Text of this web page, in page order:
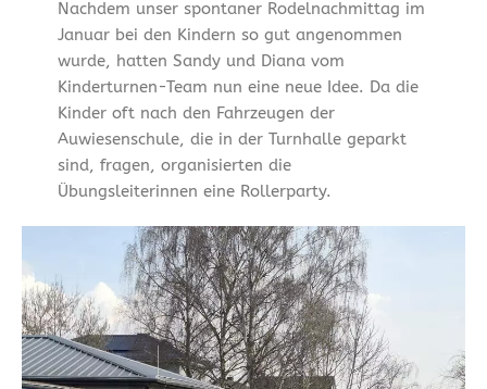
Nachdem unser spontaner Rodelnachmittag im
Januar bei den Kindern so gut angenommen
wurde, hatten Sandy und Diana vom
Kinderturnen-Team nun eine neue Idee. Da die
Kinder oft nach den Fahrzeugen der
Auwiesenschule, die in der Turnhalle geparkt
sind, fragen, organisierten die
Übungsleiterinnen eine Rollerparty.